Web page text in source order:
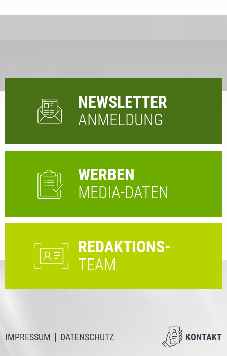
NEWSLETTER
ANMELDUNG
WERBEN
MEDIA-DATEN
REDAKTIONS-
TEAM
IMPRESSUM DATENSCHUTZ KONTAKT